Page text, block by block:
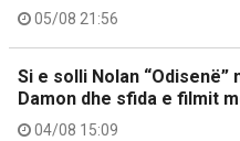
05/08 21:56
Si e solli Nolan
Damon dhe sfida e filmit
04/08 15:09